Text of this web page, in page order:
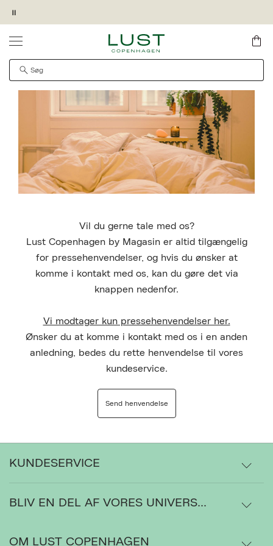
Pause
PRESSE
Vil du gerne tale med os?
Lust Copenhagen by Magasin er altid tilgængelig
for pressehenvendelser, og hvis du ønsker at
komme i kontakt med os, kan du gøre det via
knappen nedenfor.
Vi modtager kun pressehenvendelser her.
Ønsker du at komme i kontakt med os i en anden
anledning, bedes du rette henvendelse til vores
kundeservice.
Send henvendelse
KUNDESERVICE
Levering
Ordrestatus
BLIV EN DEL AF VORES UNIVERS...
OM LUST COPENHAGEN
SKRIV MIG OP
KØB OG HENT I MAGASIN FORRETNING
GIV OS LOV TIL AT VISE VIDEOEN
PRODUKTET KAN DESVÆRRE IKKE FINDES
Det kan være, at produktet er flyttet til en anden side,
midlertidigt utilgængeligt eller udgået fra sortimentet.
QUICK SHOP